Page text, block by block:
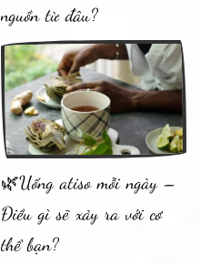
nguồn từ đâu?
🌿Uống atiso mỗi ngày –
Điều gì sẽ xảy ra với cơ
thể bạn?